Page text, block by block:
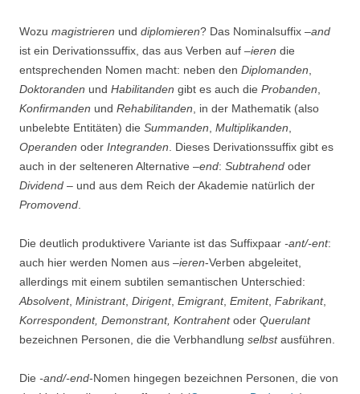
Wozu magistrieren und diplomieren? Das Nominalsuffix –and
ist ein Derivationssuffix, das aus Verben auf –ieren die
entsprechenden Nomen macht: neben den Diplomanden
Doktoranden und Habilitanden gibt es auch die Probanden
Konfirmanden und Rehabilitanden , in der Mathematik (also
unbelebte Entitäten) die Summanden Multiplikanden
Operanden oder Integranden . Dieses Derivationssuffix gibt es
auch in der selteneren Alternative –end: Subtrahend oder
Dividend – und aus dem Reich der Akademie natürlich der
Promovend
Die deutlich produktivere Variante ist das Suffixpaar -ant/-ent:
auch hier werden Nomen aus –ieren-Verben abgeleitet,
allerdings mit einem subtilen semantischen Unterschied:
Absolvent, Ministrant, Dirigent, Emigrant, Emitent, Fabrikant,
Korrespondent, Demonstrant, Kontrahentoder Querulant
bezeichnen Personen, die die Verbhandlung selbstausführen.
Die -and/-end-Nomen hingegen bezeichnen Personen, die von